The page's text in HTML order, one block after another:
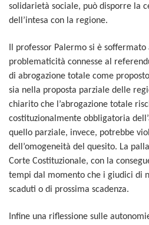
solidarietà sociale, può disporre la
dell’intesa con la regione.
Il professor Palermo si è
problematicità connesse al
di abrogazione totale come
sia nella proposta parziale delle
chiarito che l’abrogazione totale
costituzionalmente obbligatoria
quello parziale, invece, potrebbe
dell’omogeneità del quesito. La
Corte Costituzionale, con la
tempi dal momento che i giudici di
scaduti o di prossima scadenza.
Infine una riflessione sulle